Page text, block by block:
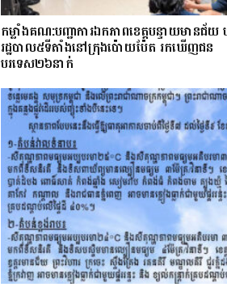
កម្លាំងគណ:បញ្ជាការឯកភាពខេត្តបន្ទាយមានជ័យ
រដ្ឋបាល៥ទីតាំងនៅក្រុងប៉ោយប៉ែត រកឃើញជន
បរទេស២៦នាក់